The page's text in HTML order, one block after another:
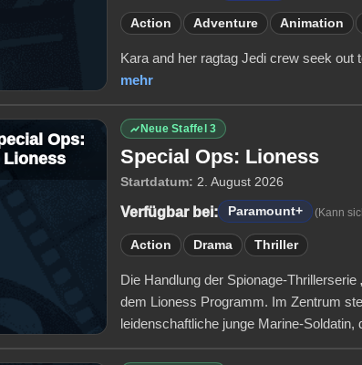
Action Adventure Animation
Kara and her ragtag Jedi crew seek out
mehr
Ops:
Lioness
Neue Staffel 3
Special Ops: Lioness
Startdatum: 2. August 2026
Verfügbar bei: Paramount+ (Kann
Action Drama Thriller
Die Handlung der Spionage-
dem Lioness Programm. Im Zentrum
leidenschaftliche junge Marine-